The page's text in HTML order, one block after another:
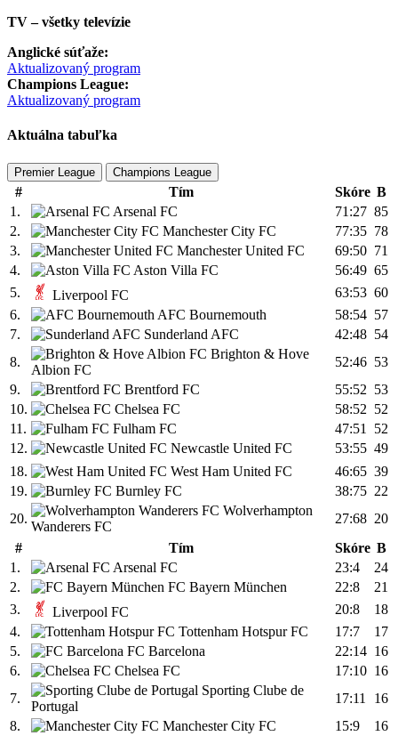
TV – všetky televízie
Anglické súťaže:
Aktualizovaný program
Champions League:
Aktualizovaný program
Aktuálna tabuľka
Premier League Champions League
# Tím Skóre B
1.
Arsenal FC 71:27 85
2.
Manchester City FC 77:35 78
3.
Manchester United FC 69:50 71
4.
Aston Villa FC 56:49 65
5.
Liverpool FC 63:53 60
6.
AFC Bournemouth 58:54 57
7.
Sunderland AFC 42:48 54
8.
Brighton & Hove
Albion FC
52:46 53
9.
Brentford FC 55:52 53
10.
Chelsea FC 58:52 52
11.
Fulham FC 47:51
52
12.
Newcastle United FC 53:55 49
18.
West Ham United FC 46:65 39
19.
Burnley FC 38:75 22
20.
Wolverhampton
Wanderers FC
27:68 20
#
Tím Skóre B
1.
Arsenal FC 23:4
24
2.
FC Bayern München 22:8
21
3.
Liverpool FC 20:8
18
4.
Tottenham Hotspur FC 17:7
17
5.
FC Barcelona 22:14 16
6.
Chelsea FC 17:10 16
7.
Sporting Clube de
Portugal
17:11
16
8.
Manchester City FC 15:9
16